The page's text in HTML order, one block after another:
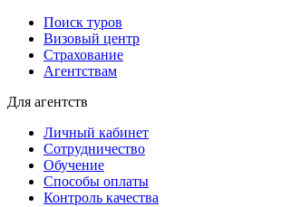
Поиск туров
Визовый центр
Страхование
Агентствам
Для агентств
Личный кабинет
Сотрудничество
Обучение
Способы оплаты
Контроль качества